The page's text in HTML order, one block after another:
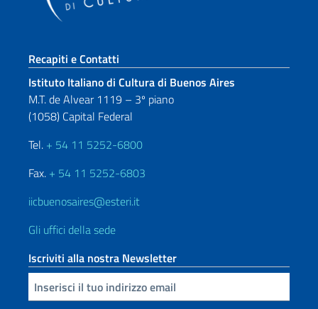
Sezione footer
Recapiti e Contatti
Istituto Italiano di Cultura di Buenos Aires
M.T. de Alvear 1119 – 3º piano
(1058) Capital Federal
Tel. + 54 11 5252-6800
Fax. + 54 11 5252-6803
iicbuenosaires@esteri.it
Gli uffici della sede
Iscriviti alla nostra Newsletter
Inserisci la tua email